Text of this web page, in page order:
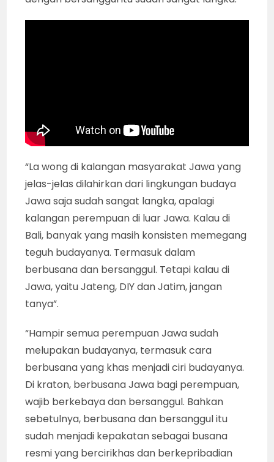
“La wong di kalangan masyarakat Jawa yang
jelas-jelas dilahirkan dari lingkungan budaya
Jawa saja sudah sangat langka, apalagi
kalangan perempuan di luar Jawa. Kalau di
Bali, banyak yang masih konsisten memegang
teguh budayanya. Termasuk dalam
berbusana dan bersanggul. Tetapi kalau di
Jawa, yaitu Jateng, DIY dan Jatim, jangan
tanya”.
“Hampir semua perempuan Jawa sudah
melupakan budayanya, termasuk cara
berbusana yang khas menjadi ciri budayanya.
Di kraton, berbusana Jawa bagi perempuan,
wajib berkebaya dan bersanggul. Bahkan
sebetulnya, berbusana dan bersanggul itu
sudah menjadi kepakatan sebagai busana
resmi yang bercirikhas dan berkepribadian